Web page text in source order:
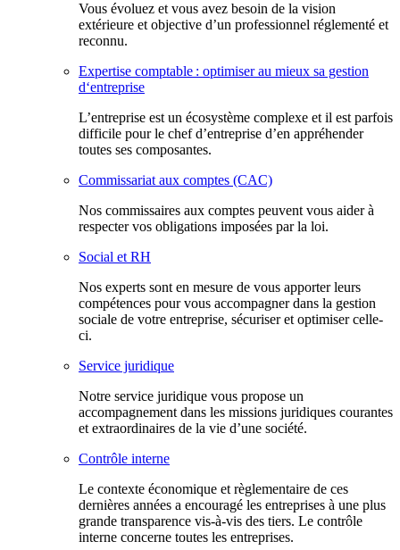
Vous évoluez et vous avez besoin de la vision
extérieure et objective d’un professionnel réglementé et
reconnu.
Expertise comptable : optimiser au mieux sa gestion
d‘entreprise
L’entreprise est un écosystème complexe et il est parfois
difficile pour le chef d’entreprise d’en appréhender
toutes ses composantes.
Commissariat aux comptes (CAC)
Nos commissaires aux comptes peuvent vous aider à
respecter vos obligations imposées par la loi.
Social et RH
Nos experts sont en mesure de vous apporter leurs
compétences pour vous accompagner dans la gestion
sociale de votre entreprise, sécuriser et optimiser celle-
ci.
Service juridique
Notre service juridique vous propose un
accompagnement dans les missions juridiques courantes
et extraordinaires de la vie d’une société.
Contrôle interne
Le contexte économique et règlementaire de ces
dernières années a encouragé les entreprises à une plus
grande transparence vis-à-vis des tiers. Le contrôle
interne concerne toutes les entreprises.